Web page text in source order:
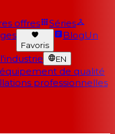
offres
Séries
Favoris
BlogUn
EN
de qualité
professionnelles